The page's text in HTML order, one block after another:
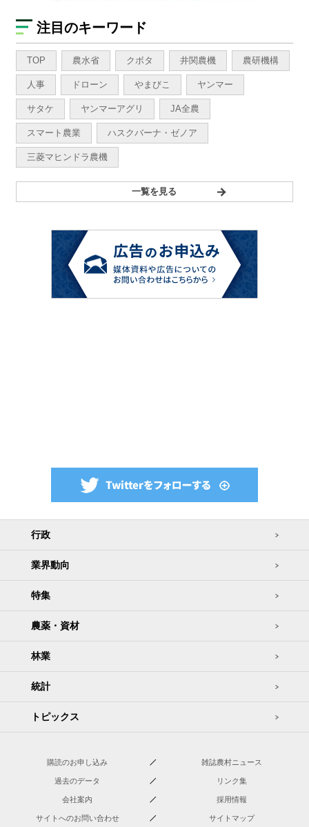
注目のキーワード
TOP 農水省 クボタ 井関農機 農研機構
人事 ドローン やまびこ ヤンマー
サタケ ヤンマーアグリ JA全農
スマート農業 ハスクバーナ・ゼノア
三菱マヒンドラ農機
一覧を見る
行政
業界動向
特集
農薬・資材
林業
統計
トピックス
購読のお申し込み 雑誌農村ニュース
過去のデータ リンク集
会社案内 採用情報
サイトへのお問い合わせ サイトマップ